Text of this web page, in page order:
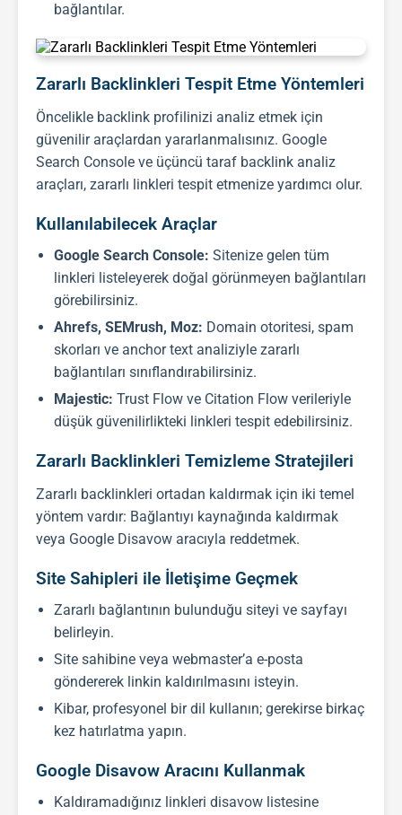
bağlantılar.
Zararlı Backlinkleri Tespit Etme Yöntemleri
Öncelikle backlink profilinizi analiz etmek için
güvenilir araçlardan yararlanmalısınız. Google
Search Console ve üçüncü taraf backlink analiz
araçları, zararlı linkleri tespit etmenize yardımcı olur.
Kullanılabilecek Araçlar
Google Search Console: Sitenize gelen tüm
linkleri listeleyerek doğal görünmeyen bağlantıları
görebilirsiniz.
Ahrefs, SEMrush, Moz: Domain otoritesi, spam
skorları ve anchor text analiziyle zararlı
bağlantıları sınıflandırabilirsiniz.
Majestic: Trust Flow ve Citation Flow verileriyle
düşük güvenilirlikteki linkleri tespit edebilirsiniz.
Zararlı Backlinkleri Temizleme Stratejileri
Zararlı backlinkleri ortadan kaldırmak için iki temel
yöntem vardır: Bağlantıyı kaynağında kaldırmak
veya Google Disavow aracıyla reddetmek.
Site Sahipleri ile İletişime Geçmek
Zararlı bağlantının bulunduğu siteyi ve sayfayı
belirleyin.
Site sahibine veya webmaster’a e-posta
göndererek linkin kaldırılmasını isteyin.
Kibar, profesyonel bir dil kullanın; gerekirse birkaç
kez hatırlatma yapın.
Google Disavow Aracını Kullanmak
Kaldıramadığınız linkleri disavow listesine